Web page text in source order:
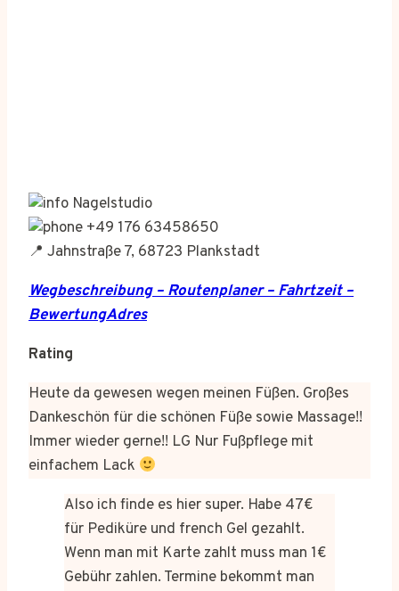
Nagelstudio
+49 176 63458650
📍 Jahnstraße 7, 68723 Plankstadt
Wegbeschreibung – Routenplaner – Fahrtzeit –
BewertungAdres
Rating
Heute da gewesen wegen meinen Füßen. Großes
Dankeschön für die schönen Füße sowie Massage!!
Immer wieder gerne!! LG Nur Fußpflege mit
einfachem Lack
Also ich finde es hier super. Habe 47€
für Pediküre und french Gel gezahlt.
Wenn man mit Karte zahlt muss man 1€
Gebühr zahlen. Termine bekommt man